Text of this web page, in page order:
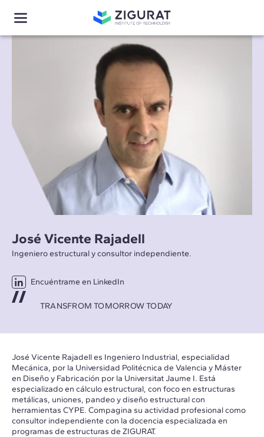
José Vicente Rajadell
Ingeniero estructural y consultor independiente.
Encuéntrame en LinkedIn
TRANSFROM TOMORROW TODAY
José Vicente Rajadell es Ingeniero Industrial, especialidad
Mecánica, por la Universidad Politécnica de Valencia y Máster
en Diseño y Fabricación por la Universitat Jaume I. Está
especializado en cálculo estructural, con foco en estructuras
metálicas, uniones, pandeo y diseño estructural con
herramientas CYPE. Compagina su actividad profesional como
consultor independiente con la docencia especializada en
programas de estructuras de ZIGURAT.